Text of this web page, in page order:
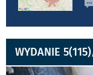
WYDANIE